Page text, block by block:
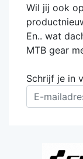
Wil jij ook
En.. wat
MTB gear
Schrijf je in